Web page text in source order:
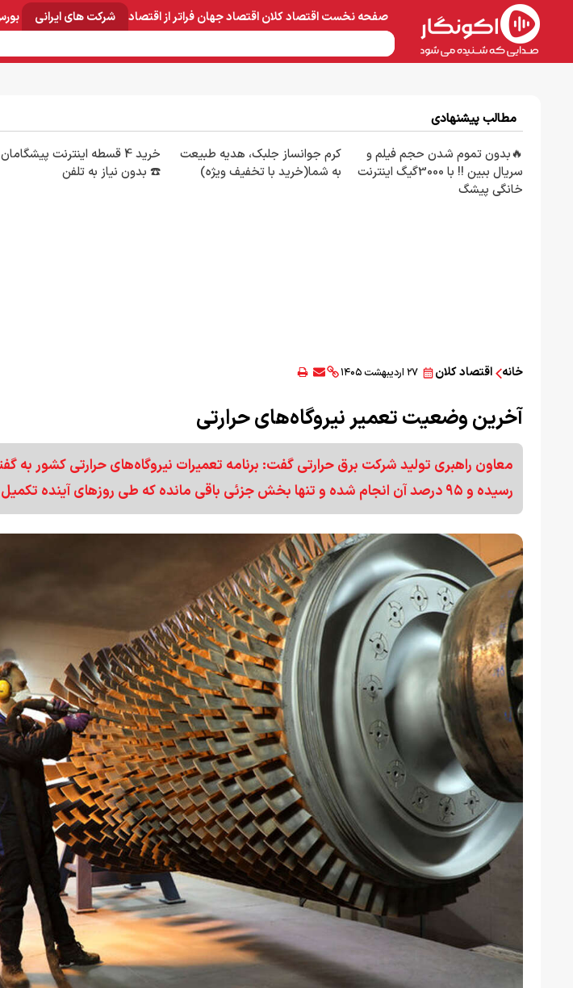
صفحه نخستاقتصاد کلاناقتصاد جهانفراتر از اقتصاد شرکت های ایرانی
مطالب پیشنهادی
🔥بدون تموم شدن حجم فیلم و
سریال ببین !! با 3000گیگ اینترنت
خانگی پیشگ
کرم جوانساز جلبک، هدیه طبیعت
به شما(خرید با تخفیف ویژه)
خرید 4 قسطه اینترنت پیشگامان
☎️ بدون نیاز به تلفن
خانه اقتصاد کلان ۲۷ اردیبهشت ۱۴۰۵
آخرین وضعیت تعمیر نیروگاه‌های حرارتی
معاون راهبری تولید شرکت برق حرارتی گفت: برنامه تعمیرات نیروگاه‌های حرارتی کشور به
رسیده و ۹۵ درصد آن انجام شده و تنها بخش جزئی باقی مانده که طی روزهای آینده تکمیل خواهد شد.